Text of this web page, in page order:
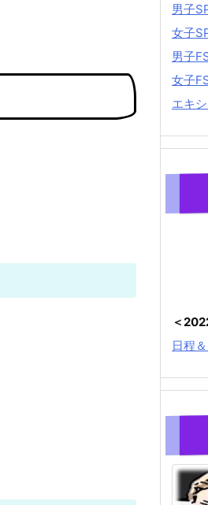
男子
女子
男子
女子
エキ
＜
日程